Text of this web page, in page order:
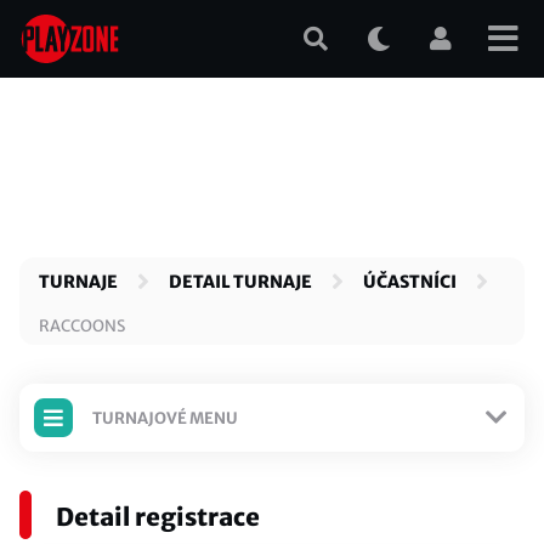
Přejít
hlavnímu
TURNAJE DETAIL TURNAJE ÚČASTNÍCI
RACCOONS
TURNAJOVÉ MENU
Detail registrace